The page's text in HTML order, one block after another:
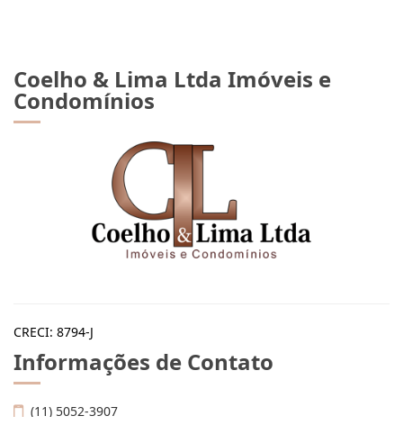
Coelho & Lima Ltda Imóveis e
Condomínios
CRECI: 8794-J
Informações de Contato
(11) 5052-3907